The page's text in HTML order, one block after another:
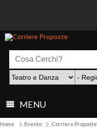
MENU
Home Evento Corriere Proposte